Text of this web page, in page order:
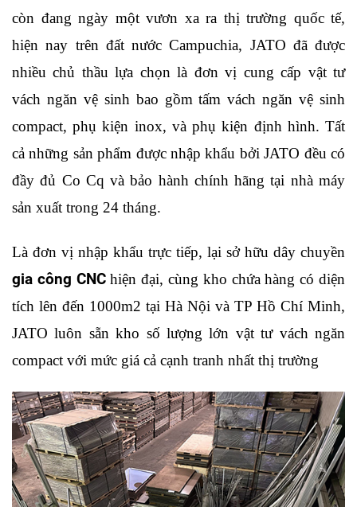
còn đang ngày một vươn xa ra thị trường quốc tế,
hiện nay trên đất nước Campuchia, JATO đã được
nhiều chủ thầu lựa chọn là đơn vị cung cấp vật tư
vách ngăn vệ sinh bao gồm tấm vách ngăn vệ sinh
compact, phụ kiện inox, và phụ kiện định hình. Tất
cả những sản phẩm được nhập khẩu bởi JATO đều có
đầy đủ Co Cq và bảo hành chính hãng tại nhà máy
sản xuất trong 24 tháng.
gia công CNC hiện đại, cùng kho chứa hàng có diện
tích lên đến 1000m2 tại Hà Nội và TP Hồ Chí Minh,
JATO luôn sẵn kho số lượng lớn vật tư vách ngăn
compact với mức giá cả cạnh tranh nhất thị trường